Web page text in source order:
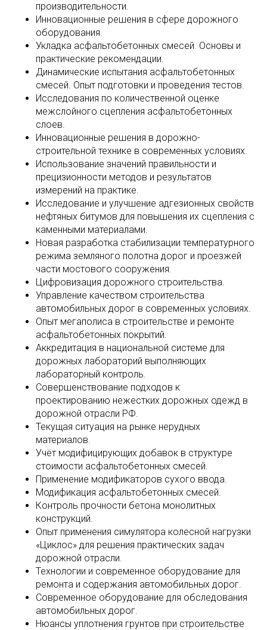
производительности.
Инновационные решения в сфере дорожного
оборудования.
Укладка асфальтобетонных смесей. Основы и
практические рекомендации.
Динамические испытания асфальтобетонных
смесей. Опыт подготовки и проведения тестов.
Исследования по количественной оценке
межслойного сцепления асфальтобетонных
слоев.
Инновационные решения в дорожно-
строительной технике в современных условиях.
Использование значений правильности и
прецизионности методов и результатов
измерений на практике.
Исследование и улучшение адгезионных свойств
нефтяных битумов для повышения их сцепления с
каменными материалами.
Новая разработка стабилизации температурного
режима земляного полотна дорог и проезжей
части мостового сооружения.
Цифровизация дорожного строительства.
Управление качеством строительства
автомобильных дорог в современных условиях.
Опыт мегаполиса в строительстве и ремонте
асфальтобетонных покрытий.
Аккредитация в национальной системе для
дорожных лабораторий выполняющих
лабораторный контроль.
Совершенствование подходов к
проектированию нежестких дорожных одежд в
дорожной отрасли РФ.
Текущая ситуация на рынке нерудных
материалов.
Учёт модифицирующих добавок в структуре
стоимости асфальтобетонных смесей.
Применение модификаторов сухого ввода.
Модификация асфальтобетонных смесей.
Контроль прочности бетона монолитных
конструкций.
Опыт применения симулятора колесной нагрузки
«Циклос» для решения практических задач
дорожной отрасли.
Технологии и современное оборудование для
ремонта и содержания автомобильных дорог.
Современное оборудование для обследования
автомобильных дорог.
Нюансы уплотнения грунтов при строительстве